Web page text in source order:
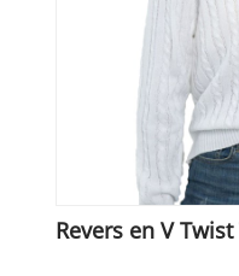
Revers en V